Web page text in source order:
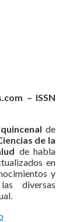
– ISSN
de
de la
de habla
en
y
diversas